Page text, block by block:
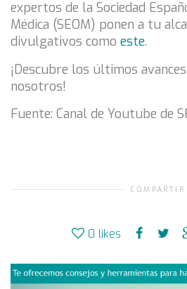
expertos de la Sociedad
Médica (SEOM) ponen a tu
divulgativos como este.
¡Descubre los últimos
nosotros!
Fuente: Canal de Youtube de
COMPARTIR
0 likes